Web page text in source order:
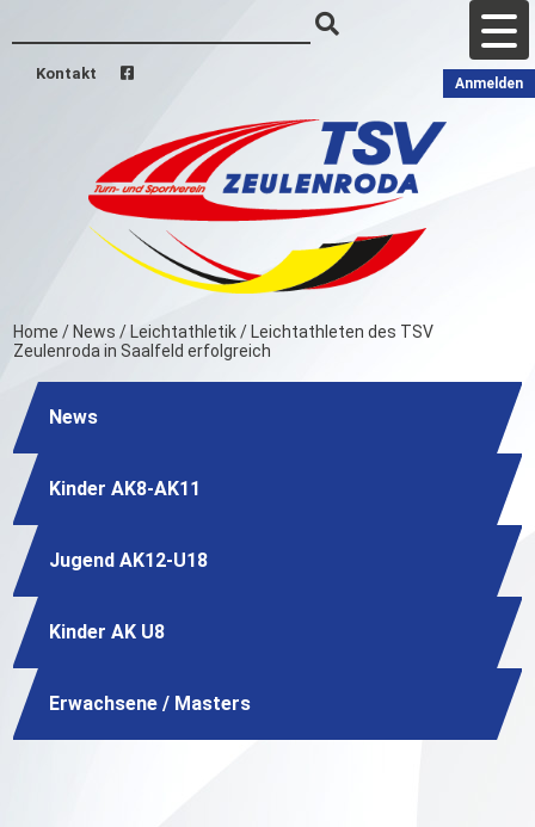
Kontakt
Anmelden
Home /News /Leichtathletik/Leichtathleten des TSV
Zeulenroda in Saalfeld erfolgreich
News
Kinder AK8-AK11
Jugend AK12-U18
Kinder AK U8
Erwachsene / Masters